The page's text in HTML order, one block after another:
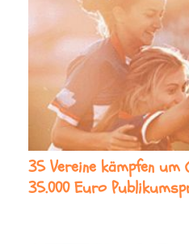
35 Vereine kämpfen
35.000 Euro